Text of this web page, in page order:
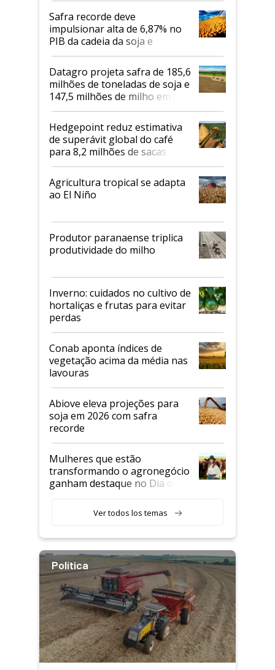
Safra recorde deve
impulsionar alta de 6,87% no
PIB da cadeia da soja e
biodiesel em 2026
Datagro projeta safra de 185,6
milhões de toneladas de soja e
147,5 milhões de milho em
2026/27
Hedgepoint reduz estimativa
de superávit global do café
para 8,2 milhões de sacas
Agricultura tropical se adapta
ao El Niño
Produtor paranaense triplica
produtividade do milho
Inverno: cuidados no cultivo de
hortaliças e frutas para evitar
perdas
Conab aponta índices de
vegetação acima da média nas
lavouras
Abiove eleva projeções para
soja em 2026 com safra
recorde
Mulheres que estão
transformando o agronegócio
ganham destaque no Dia do
Ver todos los temas
Política